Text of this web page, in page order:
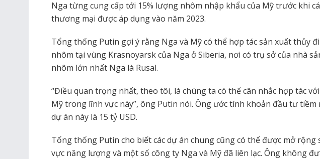
Nga từng cung cấp tới 15% lượng nhôm nhập khẩu của Mỹ trước khi
thương mại được áp dụng vào năm 2023.
Tổng thống Putin gợi ý rằng Nga và Mỹ có thể hợp tác sản xuất thủy
nhôm tại vùng Krasnoyarsk của Nga ở Siberia, nơi có trụ sở của nhà
nhôm lớn nhất Nga là Rusal.
“Điều quan trọng nhất, theo tôi, là chúng ta có thể cân nhắc hợp tác
Mỹ trong lĩnh vực này”, ông Putin nói. Ông ước tính khoản đầu tư tiềm
dự án này là 15 tỷ USD.
Tổng thống Putin cho biết các dự án chung cũng có thể được mở rộng
vực năng lượng và một số công ty Nga và Mỹ đã liên lạc. Ông không